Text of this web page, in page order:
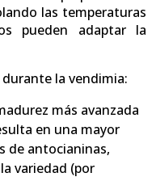
las temperaturas
pueden adaptar la
la vendimia:
más avanzada
en una mayor
de antocianinas,
variedad (por